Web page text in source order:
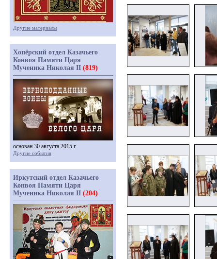
Другие материалы
Хопёрский отдел Казачьего
Конвоя Памяти Царя
Мученика Николая II (819)
основан 30 августа 2015 г.
Другие события
Иркутский отдел Казачьего
Конвоя Памяти Царя
Мученика Николая II (204)